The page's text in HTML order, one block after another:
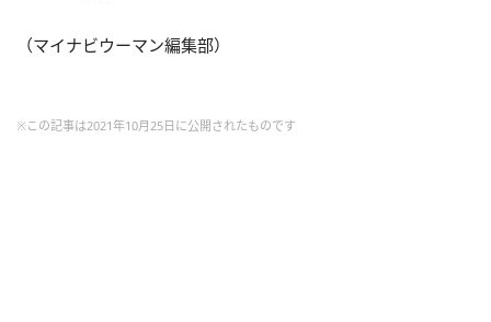
（マイナビウーマン編集部）
※この記事は2021年10月25日に公開されたものです